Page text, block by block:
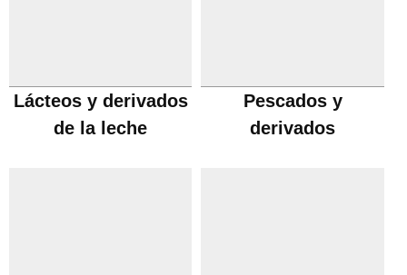
Lácteos y derivados
de la leche
Pescados y
derivados